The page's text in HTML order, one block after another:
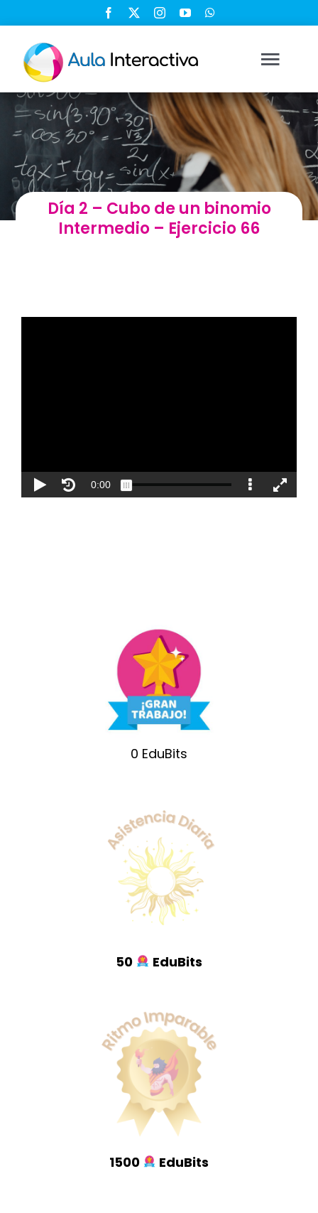
contenido
Ingresar
Registrarse
Nosotros
Día 2 – Cubo de un binomio
Intermedio – Ejercicio 66
0 EduBits
50 EduBits
1500 EduBits